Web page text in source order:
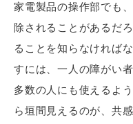
家電製品の操作部でも
除されることがあるだ
ることを知らなければ
すには、一人の障がい
多数の人にも使えるよ
ら垣間見えるのが、共